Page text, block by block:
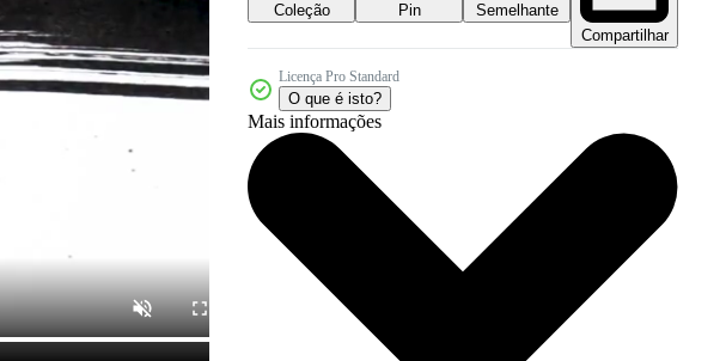
Coleção Pin
Semelhante
Compartilhar
Licença Pro Standard
O que é isto?
Mais informações